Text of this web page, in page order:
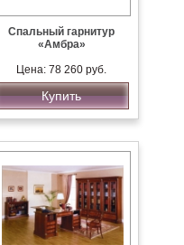
Спальный гарнитур
«Амбра»
Цена: 78 260 руб.
Купить